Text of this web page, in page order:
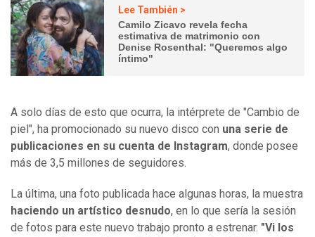
Lee También >
Camilo Zicavo revela fecha
estimativa de matrimonio con
Denise Rosenthal: "Queremos algo
íntimo"
A solo días de esto que ocurra, la intérprete de "Cambio de
piel", ha promocionado su nuevo disco con una serie de
publicaciones en su cuenta de Instagram, donde posee
más de 3,5 millones de seguidores.
La última, una foto publicada hace algunas horas, la muestra
haciendo un artístico desnudo, en lo que sería la sesión
de fotos para este nuevo trabajo pronto a estrenar. "Vi los